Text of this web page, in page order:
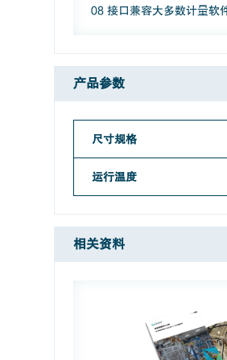
08 接口兼容大多数计量软
产品参数
尺寸规格
运行温度
相关资料